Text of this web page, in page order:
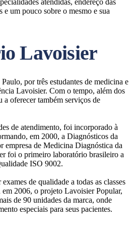
atendidas, endereço das
e um pouco sobre o mesmo e sua
Lavoisier
por três estudantes de medicina e
Lavoisier. Com o tempo, além dos
a oferecer também serviços de
de atendimento, foi incorporado à
em 2000, a Diagnósticos da
empresa de Medicina Diagnóstica da
foi o primeiro laboratório brasileiro a
ISO 9002.
de qualidade a todas as classes
2006, o projeto Lavoisier Popular,
de 90 unidades da marca, onde
especiais para seus pacientes.